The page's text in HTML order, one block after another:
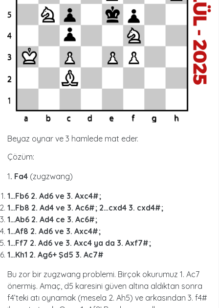
Beyaz oynar ve 3 hamlede mat eder.
Çözüm:
1. Fa4 (zugzwang)
1…Fb6 2. Ad6 ve 3. Axc4#;
1…Fb8 2. Ad4 ve 3. Ac6#; 2…cxd4 3. cxd4#;
1…Ab6 2. Ad4 ce 3. Ac6#;
1…Af8 2. Ad6 ve 3. Axc4#;
1…Ff7 2. Ad6 ve 3. Axc4 ya da 3. Axf7#;
1…Kh1 2. Ag6+ Şd5 3. Ac7#
Bu zor bir zugzwang problemi. Birçok okurumuz 1. Ac7
önermiş. Amaç, d5 karesini güven altına aldıktan sonra
f4’teki atı oynamak (mesela 2. Ah5) ve arkasından 3. f4#